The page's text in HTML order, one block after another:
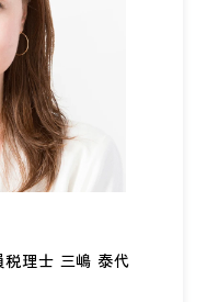
税理士 三嶋 泰代